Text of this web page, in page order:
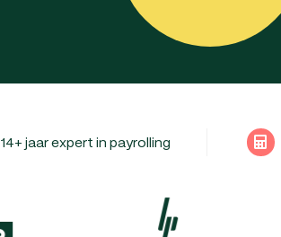
14+ jaar expert in payrolling